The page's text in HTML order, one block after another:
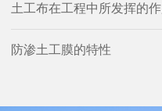
土工布在工程中所发挥的作
防渗土工膜的特性